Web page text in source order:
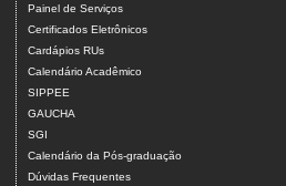
Painel de Serviços
Certificados Eletrônicos
Cardápios RUs
Calendário Acadêmico
SIPPEE
GAUCHA
SGI
Calendário da Pós-graduação
Dúvidas Frequentes